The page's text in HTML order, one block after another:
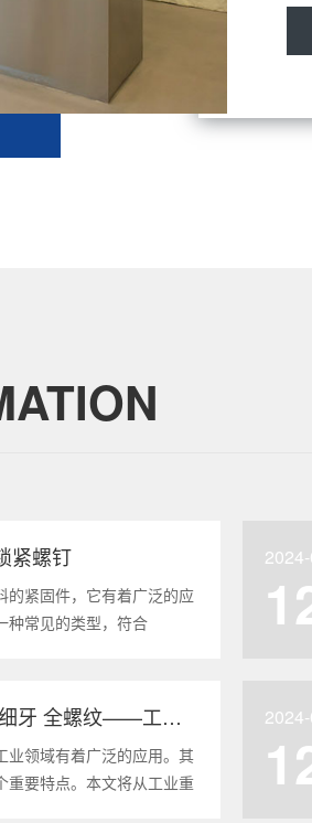
紧螺钉
的紧固件，它有着广泛的应
种常见的类型，符合
种螺钉的特点、应用以及
GB/T5786-2000 六角头螺栓 细牙 全螺纹——工业重要性和特点
业领域有着广泛的应用。其
重要特点。本文将从工业重
标准下的六角头螺栓 细